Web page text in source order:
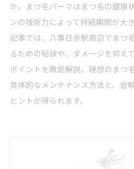
か。まつ毛パーマはまつ毛の健康
ンの技術力によって持続期間が大
記事では、八事日赤駅周辺でまつ
るための秘訣や、ダメージを抑え
ポイントを徹底解説。理想のまつ
具体的なメンテナンス方法と、信
ヒントが得られます。